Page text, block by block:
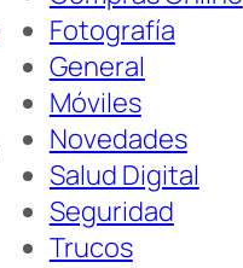
Fotografía
General
Móviles
Novedades
Salud Digital
Seguridad
Trucos